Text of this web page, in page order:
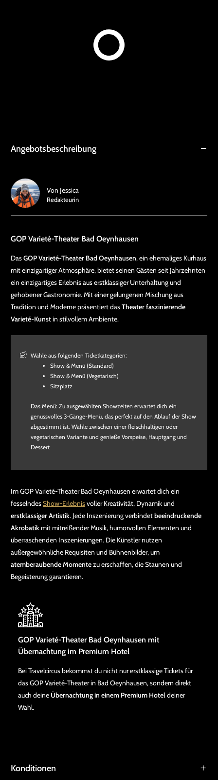
Angebotsbeschreibung
GOP Varieté-Theater Bad Oeynhausen
DasGOP Varieté-Theater Bad Oeynhausen, ein ehemaliges Kurhaus
mit einzigartiger Atmosphäre, bietet seinen Gästen seit Jahrzehnten
ein einzigartiges Erlebnis aus erstklassiger Unterhaltung und
gehobener Gastronomie. Mit einer gelungenen Mischung aus
Tradition und Moderne präsentiert dasTheater faszinierende
Varieté-Kunstin stilvollem Ambiente.
Wähle aus folgenden Ticketkategorien:
Show & Menü (Standard)
Show & Menü (Vegetarisch)
Sitzplatz
Das Menü: Zu ausgewählten Showzeiten erwartet dich ein
genussvolles 3-Gänge-Menü, das perfekt auf den Ablauf der Show
abgestimmt ist. Wähle zwischen einer fleischhaltigen oder
vegetarischen Variante und genieße Vorspeise, Hauptgang und
Dessert
Im GOP Varieté-Theater Bad Oeynhausen erwartet dich ein
fesselndesShow-Erlebnisvoller Kreativität, Dynamik und
erstklassiger Artistik. Jede Inszenierung verbindetbeeindruckende
Akrobatikmit mitreißender Musik, humorvollen Elementen und
überraschenden Inszenierungen. Die Künstler nutzen
außergewöhnliche Requisiten und Bühnenbilder, um
atemberaubende Momentezu erschaffen, die Staunen und
Begeisterung garantieren.
GOP Varieté-Theater Bad Oeynhausen mit
Übernachtung im Premium Hotel
Bei Travelcircus bekommst du nicht nur erstklassige Tickets für
das GOP Varieté-Theater in Bad Oeynhausen, sondern direkt
auch deine Übernachtung in einem Premium Hoteldeiner
Wahl.
Von Jessica
Redakteurin
Konditionen